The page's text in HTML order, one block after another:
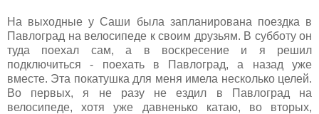
На выходные у Саши была запланирована поездка в
Павлоград на велосипеде к своим друзьям. В субботу он
туда поехал сам, а в воскресение и я решил
подключиться - поехать в Павлоград, а назад уже
вместе. Эта покатушка для меня имела несколько целей.
Во первых, я не разу не ездил в Павлоград на
велосипеде, хотя уже давненько катаю, во вторых,